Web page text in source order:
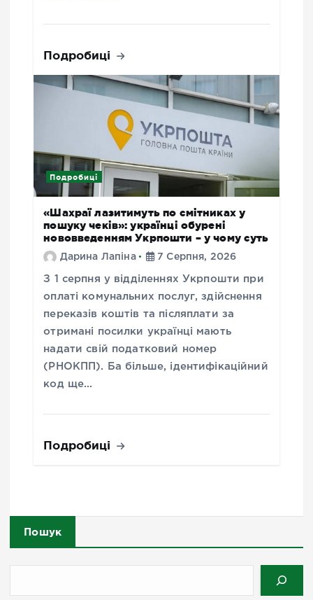
Подробиці
Подробиці
«Шахраї лазитимуть по смітниках у
пошуку чеків»: українці обурені
нововведенням Укрпошти – у чому суть
Дарина Лапіна 7 Серпня, 2026
З 1 серпня у відділеннях Укрпошти при
оплаті комунальних послуг, здійснення
переказів коштів та післяплати за
отримані посилки українці мають
надати свій податковий номер
(РНОКПП). Ба більше, ідентифікаційний
код ще…
Подробиці
Пошук